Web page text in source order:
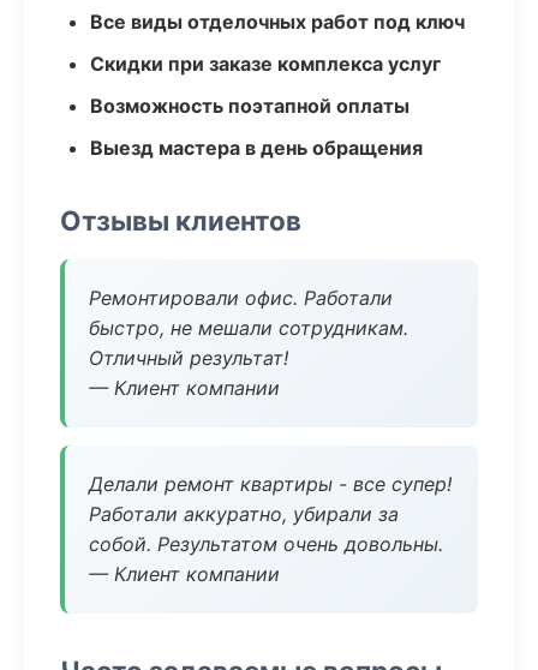
Все виды отделочных работ под ключ
Скидки при заказе комплекса услуг
Возможность поэтапной оплаты
Выезд мастера в день обращения
Отзывы клиентов
Ремонтировали офис. Работали
быстро, не мешали сотрудникам.
Отличный результат!
— Клиент компании
Делали ремонт квартиры - все супер!
Работали аккуратно, убирали за
собой. Результатом очень довольны.
— Клиент компании